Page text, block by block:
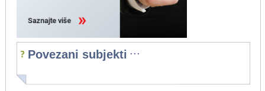
Povezani subjekti ...